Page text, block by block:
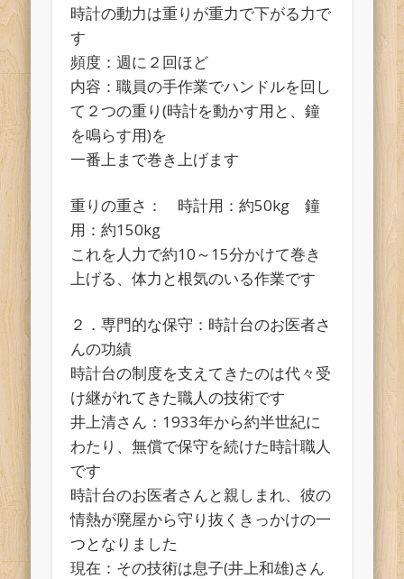
時計の動力は重りが重力で下がる力で
す
頻度：週に２回ほど
内容：職員の手作業でハンドルを回し
て２つの重り(時計を動かす用と、鐘
を鳴らす用)を
一番上まで巻き上げます
重りの重さ： 時計用：約50kg 鐘
用：約150kg
これを人力で約10～15分かけて巻き
上げる、体力と根気のいる作業です
２．専門的な保守：時計台のお医者さ
んの功績
時計台の制度を支えてきたのは代々受
け継がれてきた職人の技術です
井上清さん：1933年から約半世紀に
わたり、無償で保守を続けた時計職人
です
時計台のお医者さんと親しまれ、彼の
情熱が廃屋から守り抜くきっかけの一
つとなりました
現在：その技術は息子(井上和雄)さん